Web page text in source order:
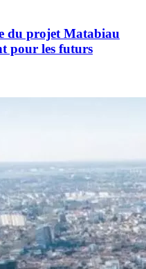
du projet Matabiau
pour les futurs